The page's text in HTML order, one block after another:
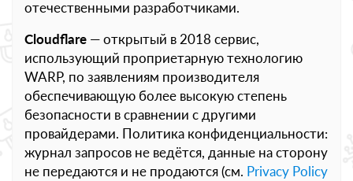
отечественными разработчиками.
Cloudflare — открытый в 2018 сервис,
использующий проприетарную технологию
WARP, по заявлениям производителя
обеспечивающую более высокую степень
безопасности в сравнении с другими
провайдерами. Политика конфиденциальности:
журнал запросов не ведётся, данные на сторону
не передаются и не продаются (см. Privacy Policy